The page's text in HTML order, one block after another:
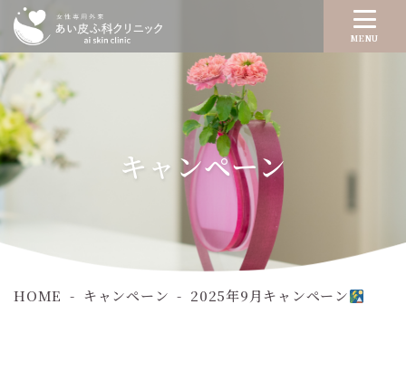
MENU
HOME キャンペーン 2025年9月キャンペーン
キャンペーン